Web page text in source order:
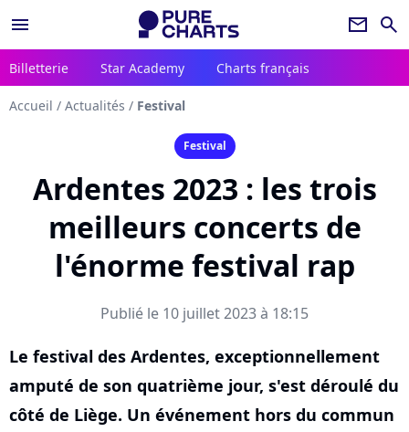
menu newsletter search
Billetterie Star Academy Charts français
Accueil / Actualités / Festival
Festival
Ardentes 2023 : les trois
meilleurs concerts de
l'énorme festival rap
Publié le 10 juillet 2023 à 18:15
Le festival des Ardentes, exceptionnellement
amputé de son quatrième jour, s'est déroulé du
côté de Liège. Un événement hors du commun